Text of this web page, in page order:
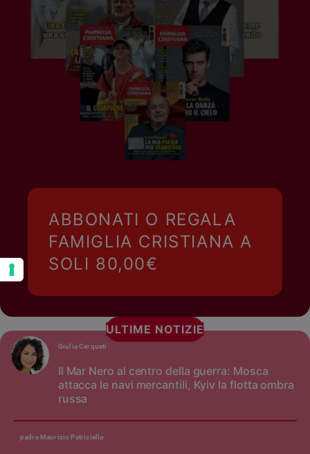
ABBONATI O REGALA
FAMIGLIA CRISTIANA A
SOLI 80,00€
ULTIME NOTIZIE
Il Mar Nero al centro della guerra: Mosca
attacca le navi mercantili, Kyiv la flotta ombra
russa
Giulia Cerqueti
padre Maurizio Patriciello